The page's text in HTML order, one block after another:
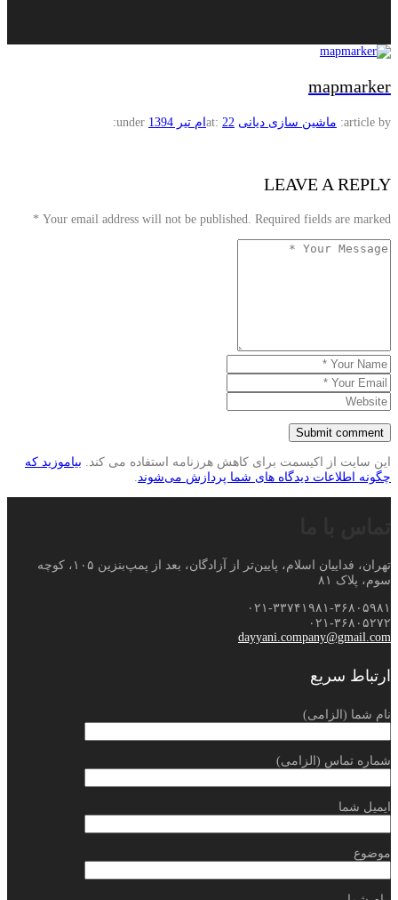
mapmarker
article by: ماشین سازی دیانی at: 22ام تیر 1394 under:
LEAVE A REPLY
Your email address will not be published. Required fields are marked
*
این سایت از اکیسمت برای کاهش هرزنامه استفاده می کند. بیاموزید که
چگونه اطلاعات دیدگاه های شما پردازش می‌شوند
تهران، فداییان اسلام، پایین‌تر از آزادگان، بعد از پمپ‌بنزین ۱۰۵، کوچه
سوم، پلاک ۸۱
۰۲۱-۳۳۷۴۱۹۸۱-۳۶۸۰۵۹۸۱
۰۲۱-۳۶۸۰۵۲۷۲
dayyani.company@gmail.com
ارتباط سریع
نام شما (الزامی)
شماره تماس (الزامی)
ایمیل شما
موضوع